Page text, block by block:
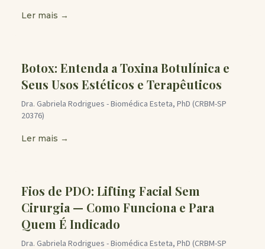
Ler mais →
Botox: Entenda a Toxina Botulínica e
Seus Usos Estéticos e Terapêuticos
Dra. Gabriela Rodrigues - Biomédica Esteta, PhD (CRBM-SP
20376)
Ler mais →
Fios de PDO: Lifting Facial Sem
Cirurgia — Como Funciona e Para
Quem É Indicado
Dra. Gabriela Rodrigues - Biomédica Esteta, PhD (CRBM-SP